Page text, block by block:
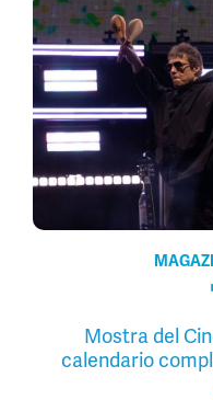
Mostra del
calendario